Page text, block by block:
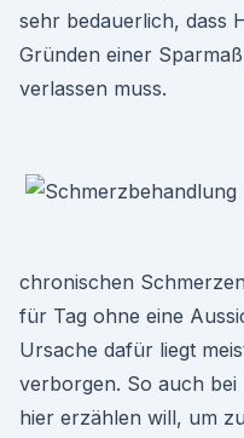
sehr bedauerlich, dass
Gründen einer
verlassen muss.
chronischen
für Tag ohne eine
Ursache dafür liegt
verborgen. So auch bei
hier erzählen will, um